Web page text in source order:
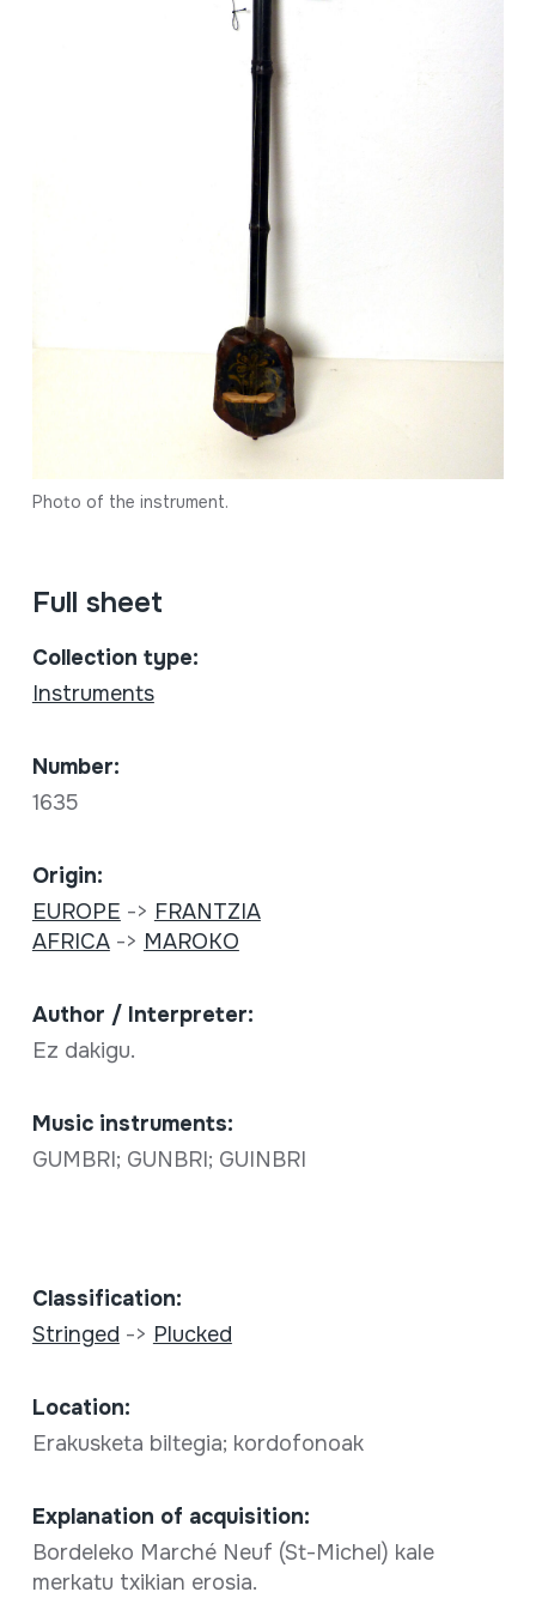
Photo of the instrument.
Full sheet
Collection type:
Instruments
Number:
1635
Origin:
EUROPE -> FRANTZIA
AFRICA-> MAROKO
Author / Interpreter:
Ez dakigu.
Music instruments:
GUMBRI; GUNBRI; GUINBRI
Classification:
Stringed -> Plucked
Location:
Erakusketa biltegia; kordofonoak
Explanation of acquisition:
Bordeleko Marché Neuf (St-Michel) kale
merkatu txikian erosia.